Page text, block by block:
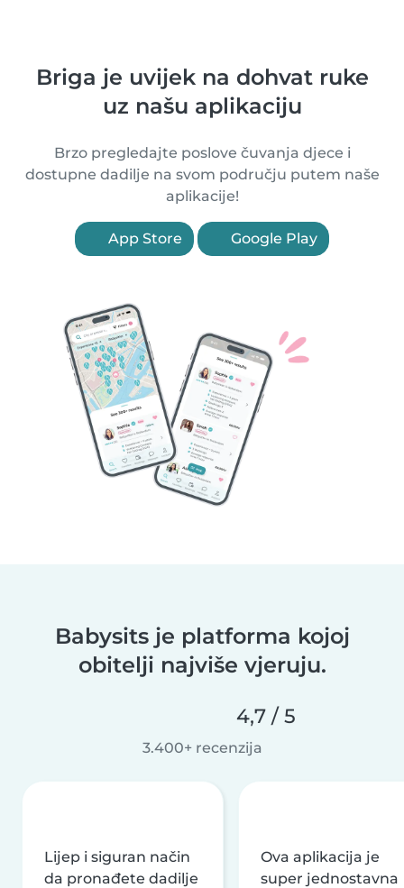
Briga je uvijek na dohvat ruke
uz našu aplikaciju
Brzo pregledajte poslove čuvanja djece i
dostupne dadilje na svom području putem naše
aplikacije!
App Store Google Play
Babysits je platforma kojoj
obitelji najviše vjeruju.
4,7 / 5
3.400+ recenzija
Lijep i siguran način
da pronađete dadilje
Ova aplikacija je
super jednostavna